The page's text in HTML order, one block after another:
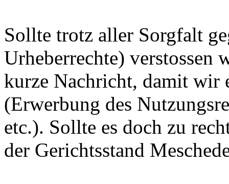
Sollte trotz aller Sorgfalt
Urheberrechte) verstossen
kurze Nachricht, damit wir
(Erwerbung des
etc.). Sollte es doch zu
der Gerichtsstand